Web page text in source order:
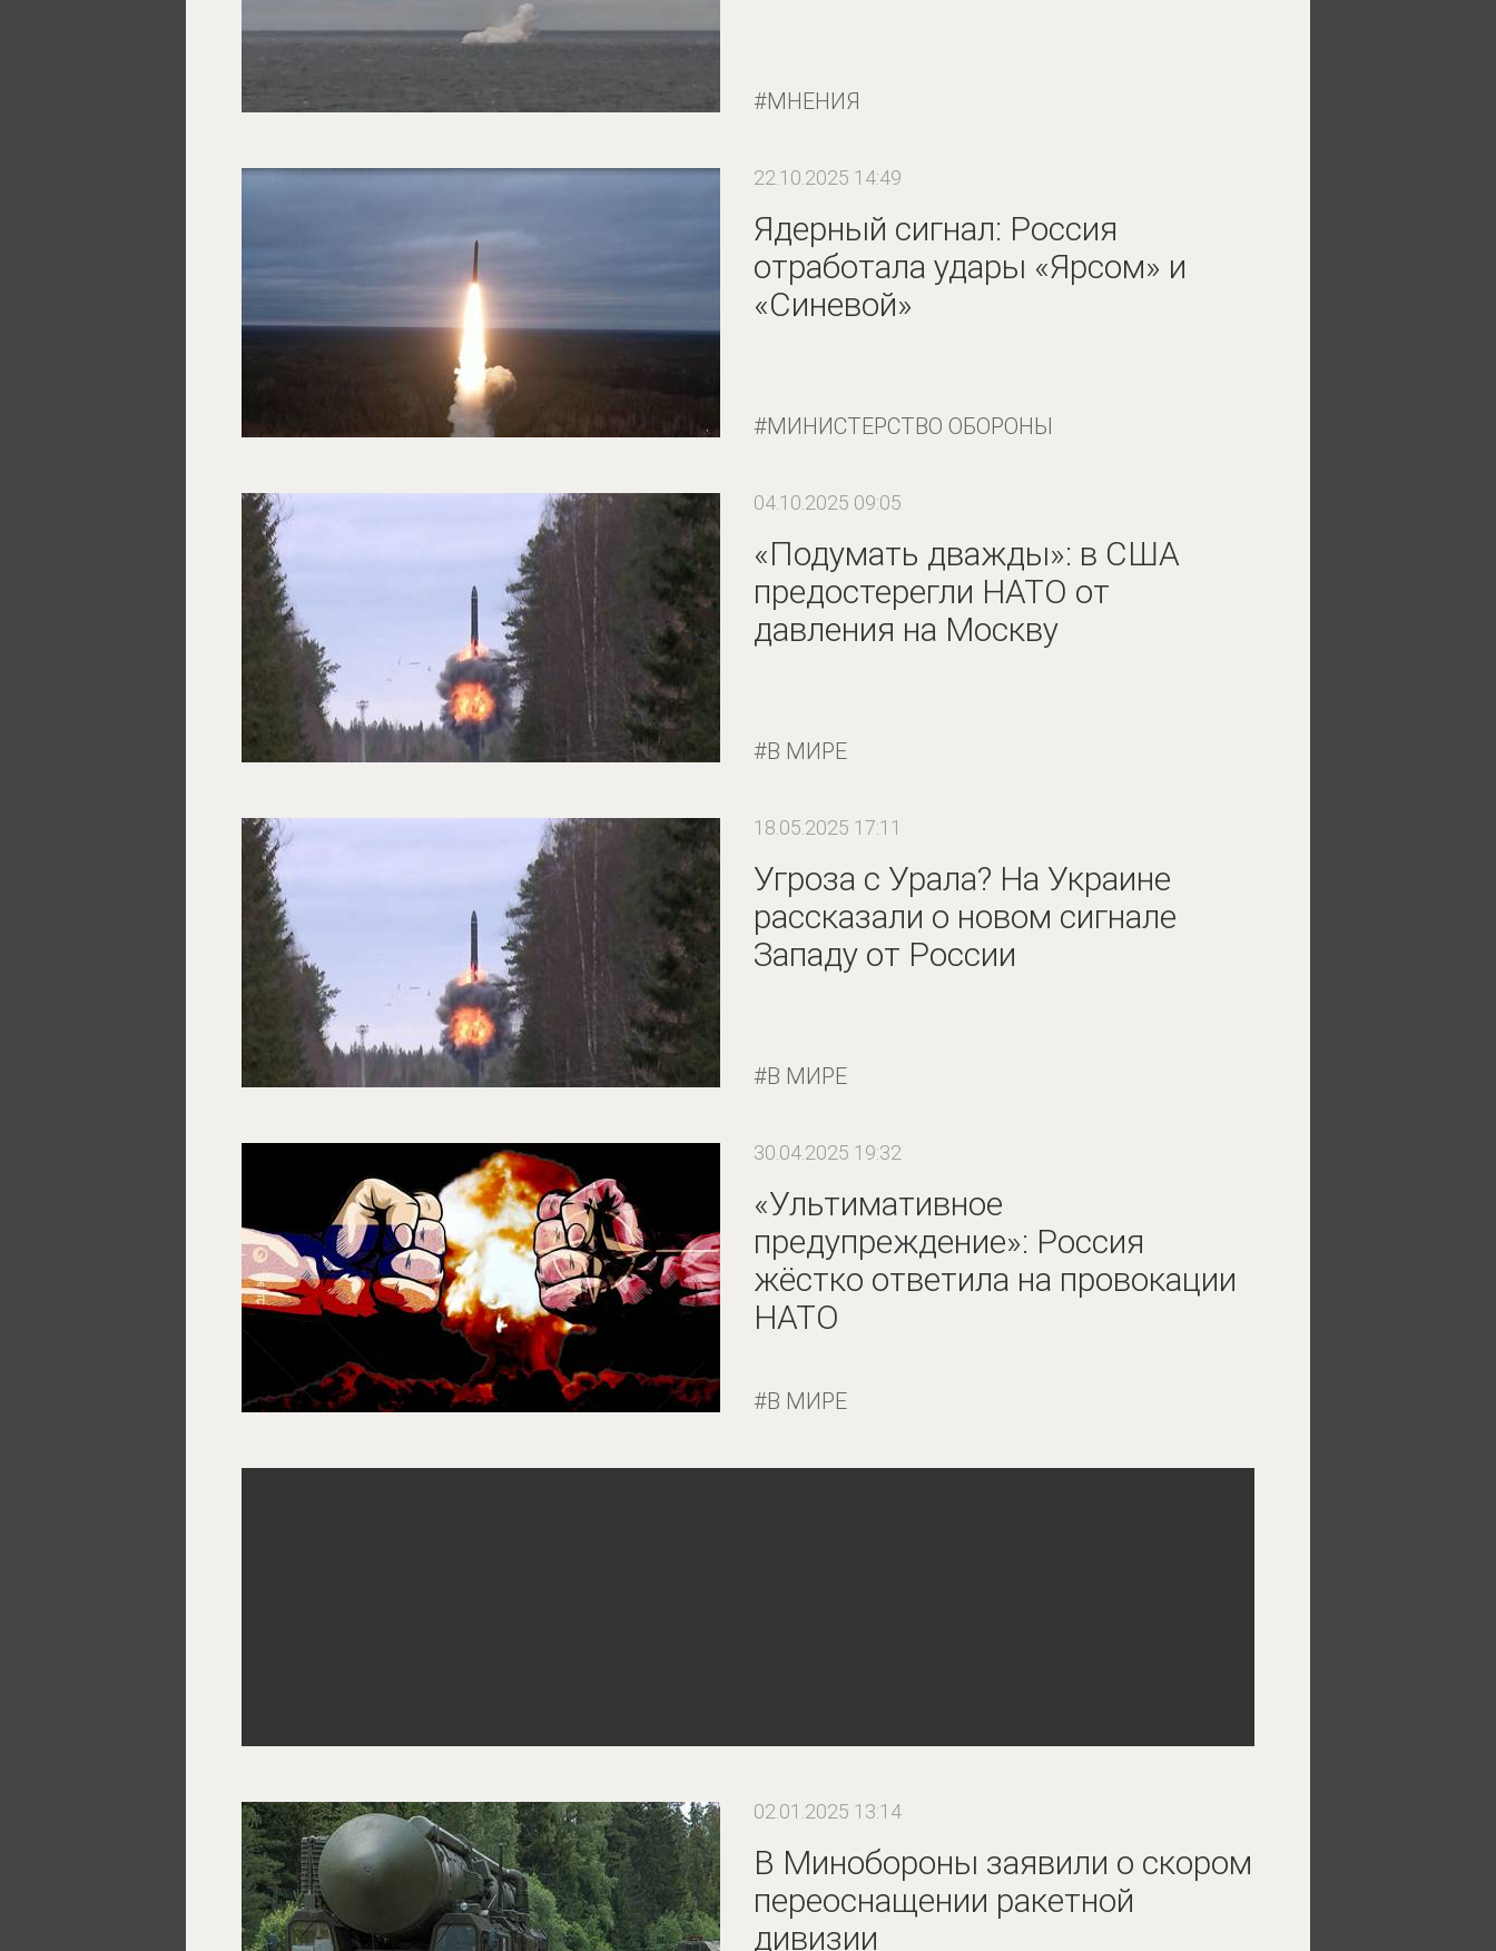
МНЕНИЯ
22.10.2025 14:49
Ядерный сигнал: Россия
отработала удары «Ярсом» и
«Синевой»
МИНИСТЕРСТВО ОБОРОНЫ
04.10.2025 09:05
«Подумать дважды»: в США
предостерегли НАТО от
давления на Москву
В МИРЕ
18.05.2025 17:11
Угроза с Урала? На Украине
рассказали о новом сигнале
Западу от России
В МИРЕ
30.04.2025 19:32
«Ультимативное
предупреждение»: Россия
жёстко ответила на провокации
НАТО
В МИРЕ
02.01.2025 13:14
В Минобороны заявили о скором
переоснащении ракетной
дивизии